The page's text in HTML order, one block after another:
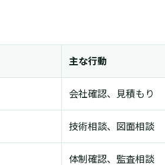
主な行動
会社確認、見積もり
技術相談、図面相談
体制確認、監査相談